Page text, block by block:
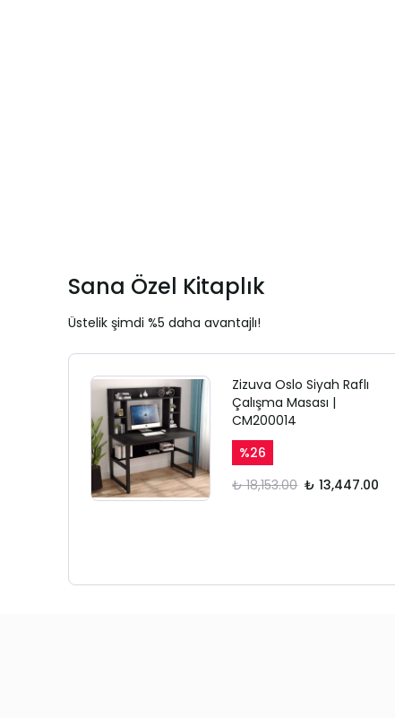
Sana Özel Kitaplık
Üstelik şimdi %5 daha avantajlı!
Zizuva Oslo Siyah Raflı
Çalışma Masası |
CM200014
%26
₺ 18,153.00 ₺ 13,447.00